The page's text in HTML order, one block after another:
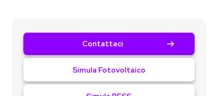
Contattaci
Simula Fotovoltaico